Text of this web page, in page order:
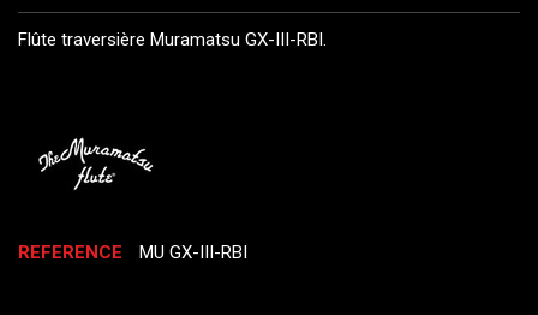
Flûte traversière Muramatsu GX-III-RBI.
REFERENCE MU GX-III-RBI